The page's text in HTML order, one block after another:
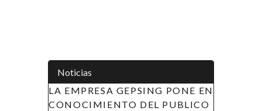
Noticias
PONE EN
DEL PUBLICO
APOYO A LAS INICIATIVAS DE
LA MUJER EN GUINEA